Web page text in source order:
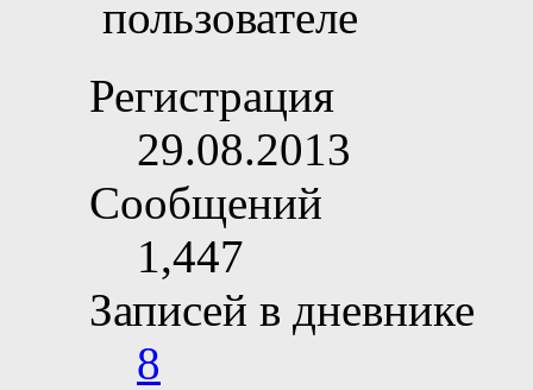
Регистрация
29.08.2013
Сообщений
1,447
Записей в дневнике
8